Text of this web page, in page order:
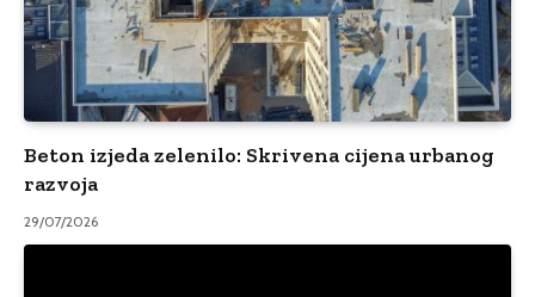
Beton izjeda zelenilo: Skrivena cijena urbanog
razvoja
29/07/2026